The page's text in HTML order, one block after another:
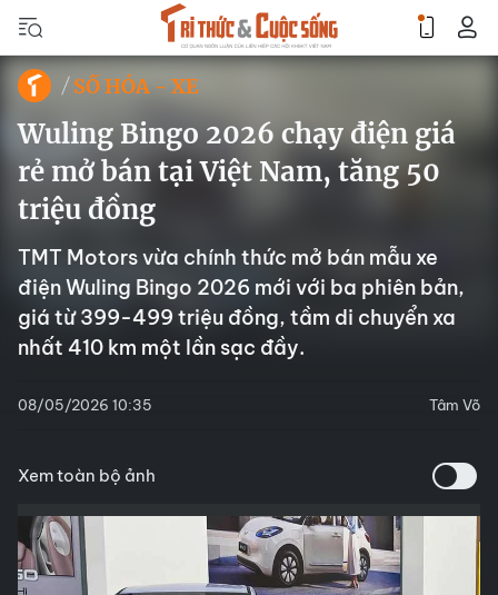
SỐ HÓA - XE
Wuling Bingo 2026 chạy điện giá
rẻ mở bán tại Việt Nam, tăng 50
triệu đồng
TMT Motors vừa chính thức mở bán mẫu xe
điện Wuling Bingo 2026 mới với ba phiên bản,
giá từ 399-499 triệu đồng, tầm di chuyển xa
nhất 410 km một lần sạc đầy.
08/05/2026 10:35 Tâm Võ
Xem toàn bộ ảnh